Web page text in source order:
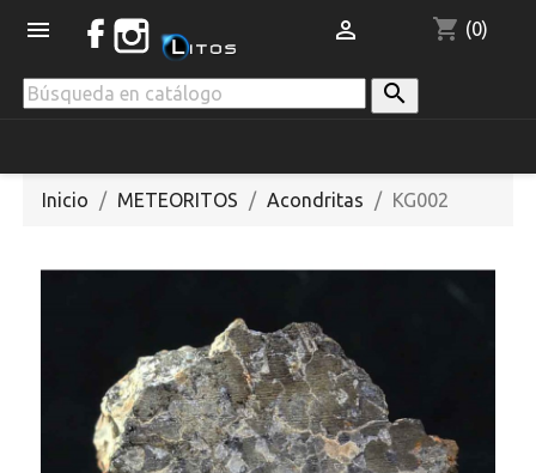
 shopping_cart (0)


Inicio METEORITOS Acondritas KG002